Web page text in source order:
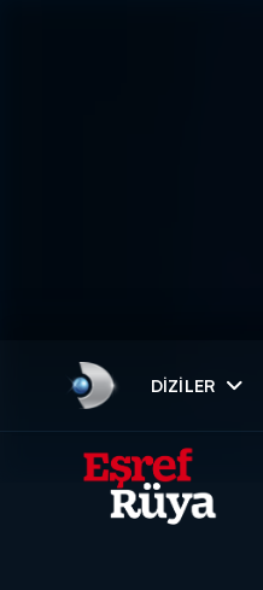
DIZILER